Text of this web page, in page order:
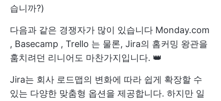
습니까?)
다음과 같은 경쟁자가 많이 있습니다 Monday.com
, Basecamp , Trello 는 물론, Jira의 홈커밍 왕관을
훔치려던 리니어도 마찬가지입니다. 👑
Jira는 회사 로드맵의 변화에 따라 쉽게 확장할 수
있는 다양한 맞춤형 옵션을 제공합니다. 하지만 일